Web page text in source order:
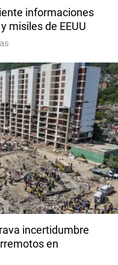
informaciones
misiles de EEUU
incertidumbre
en